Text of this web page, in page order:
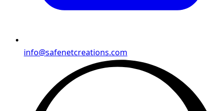
info@safenetcreations.com